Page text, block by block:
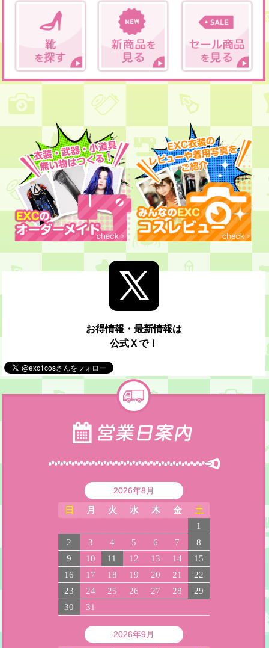
お得情報・最新情報は
公式Ｘで！
2026年8月
日 月 火 水 木 金 土
1
2
3 4 5 6 7
8
9
10 11 12 13 14
15
16
17 18 19 20 21
22
23
24 25 26 27 28
29
30
31
2026年9月